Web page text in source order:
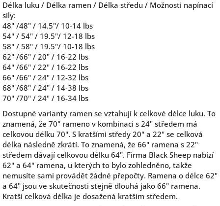
Délka luku / Délka ramen / Délka středu / Možnosti napínací
síly:
48" /48" / 14.5"/ 10-14 lbs
54" / 54" / 19.5"/ 12-18 lbs
58" / 58" / 19.5"/ 10-18 lbs
62" /66" / 20" / 16-22 lbs
64" /66" / 22" / 16-22 lbs
66" /66" / 24" / 12-32 lbs
68" /68" / 24" / 14-38 lbs
70" /70" / 24" / 16-34 lbs
Dostupné varianty ramen se vztahují k celkové délce luku. To
znamená, že 70" rameno v kombinaci s 24" středem má
celkovou délku 70". S kratšími středy 20" a 22" se celková
délka následně zkrátí. To znamená, že 66" ramena s 22"
středem dávají celkovou délku 64". Firma Black Sheep nabízí
62" a 64" ramena, u kterých to bylo zohledněno, takže
nemusíte sami provádět žádné přepočty. Ramena o délce 62"
a 64" jsou ve skutečnosti stejně dlouhá jako 66" ramena.
Kratší celková délka je dosažená kratším středem.